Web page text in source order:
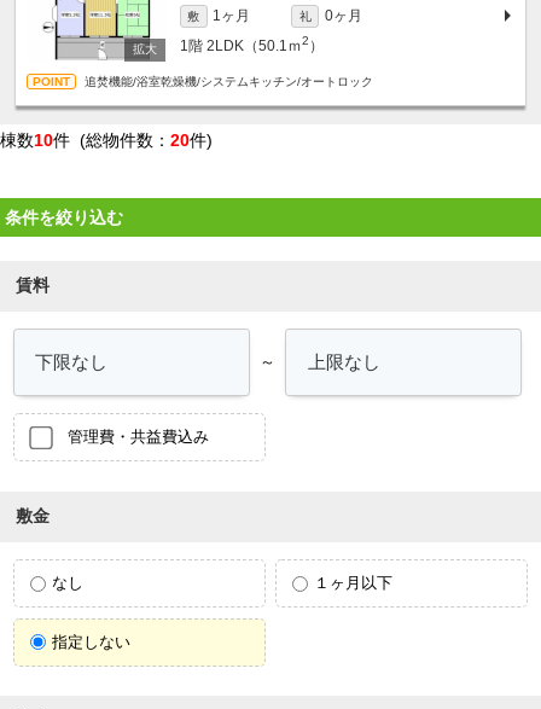
敷 1ヶ月 礼
0ヶ月
1階 2LDK（50.1ｍ2 ）
追焚機能/浴室乾燥機/システムキッチン/オートロック
棟数10件 (総物件数： 20件)
条件を絞り込む
賃料
～
管理費・共益費込み
敷金
なし １ヶ月以下
指定しない